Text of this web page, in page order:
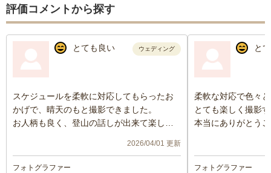
評価コメントから探す
とても良い ウェディング
スケジュールを柔軟に対応してもらったお
かげで、晴天のもと撮影できました。
お人柄も良く、登山の話しが出来て楽しか
2026/04/01 更新
フォトグラファー
と
柔軟な対応で色々
とても楽しく撮影
本当にありがとう
フォトグラファー